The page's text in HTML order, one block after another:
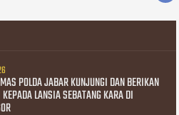
POLDA JABAR KUNJUNGI DAN BERIKAN
LANSIA SEBATANG KARA DI